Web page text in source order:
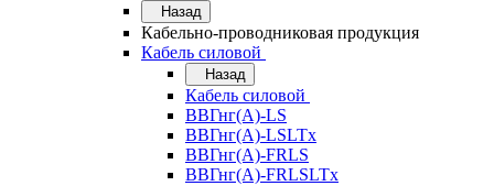
Назад
Кабельно-проводниковая продукция
Кабель силовой
Назад
Кабель силовой
ВВГнг(А)-LS
ВВГнг(А)-LSLTx
ВВГнг(А)-FRLS
ВВГнг(А)-FRLSLTx